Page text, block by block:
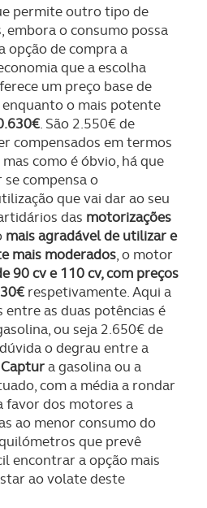
de certo tipo de Cookies e
ter impacto na sua
no Website e nos serviços
do site.
permite outro tipo de
embora o consumo possa
opção de compra a
que a escolha
um preço base de
enquanto o mais potente
. São 2.550€ de
compensados em termos
como é óbvio, há que
compensa o
que vai dar ao seu
das motorizações
mais agradável de utilizar e
mais moderados, o motor
90 cv e 110 cv, com preços
respetivamente. Aqui a
entre as duas potências é
ou seja 2.650€ de
o degrau entre a
a gasolina ou a
com a média a rondar
favor dos motores a
ao menor consumo do
que prevê
encontrar a opção mais
ao volate deste